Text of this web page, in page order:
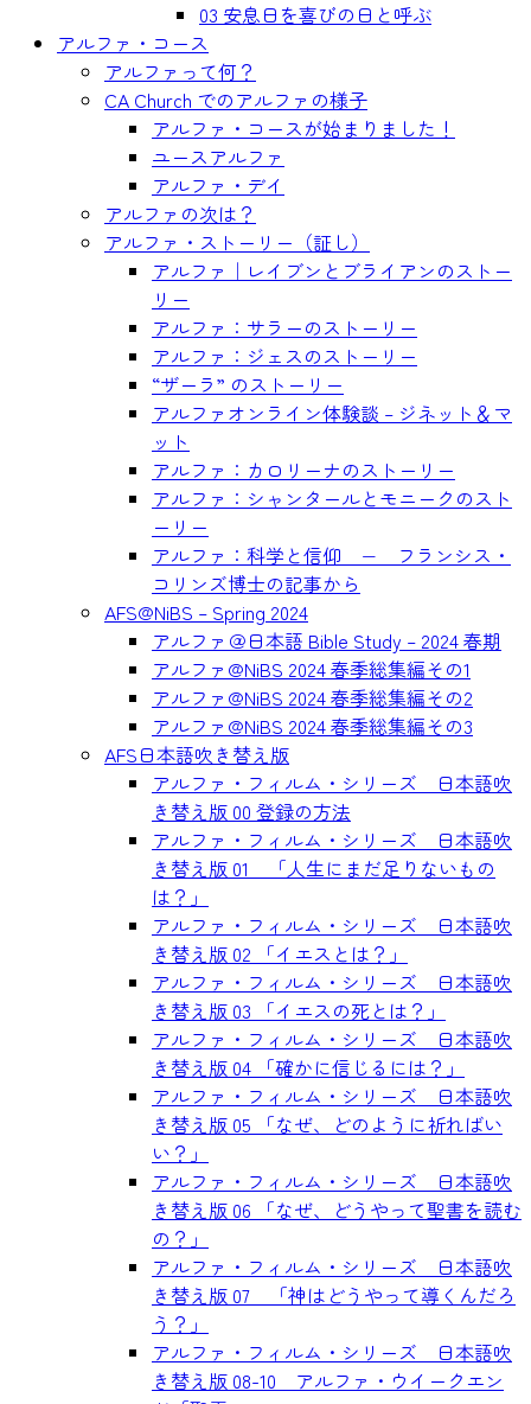
03 安息日を喜びの日と呼ぶ
アルファ・コース
アルファって何？
CA Church でのアルファの様子
アルファ・コースが始まりました！
ユースアルファ
アルファ・デイ
アルファの次は？
アルファ・ストーリー（証し）
アルファ｜レイブンとブライアンのストー
リー
アルファ：サラーのストーリー
アルファ：ジェスのストーリー
“ザーラ” のストーリー
アルファオンライン体験談 – ジネット＆マ
ット
アルファ：カロリーナのストーリー
アルファ：シャンタールとモニークのスト
ーリー
アルファ：科学と信仰 − フランシス・
コリンズ博士の記事から
AFS@NiBS – Spring 2024
アルファ＠日本語 Bible Study – 2024 春期
アルファ@NiBS 2024 春季総集編その1
アルファ@NiBS 2024 春季総集編その2
アルファ@NiBS 2024 春季総集編その3
AFS日本語吹き替え版
アルファ・フィルム・シリーズ 日本語吹
き替え版 00 登録の方法
アルファ・フィルム・シリーズ 日本語吹
き替え版 01 「人生にまだ足りないもの
は？」
アルファ・フィルム・シリーズ 日本語吹
き替え版 02 「イエスとは？」
アルファ・フィルム・シリーズ 日本語吹
き替え版 03 「イエスの死とは？」
アルファ・フィルム・シリーズ 日本語吹
き替え版 04 「確かに信じるには？」
アルファ・フィルム・シリーズ 日本語吹
き替え版 05 「なぜ、どのように祈ればい
い？」
アルファ・フィルム・シリーズ 日本語吹
き替え版 06 「なぜ、どうやって聖書を読む
の？」
アルファ・フィルム・シリーズ 日本語吹
き替え版 07 「神はどうやって導くんだろ
う？」
アルファ・フィルム・シリーズ 日本語吹
き替え版 08-10 アルファ・ウイークエン